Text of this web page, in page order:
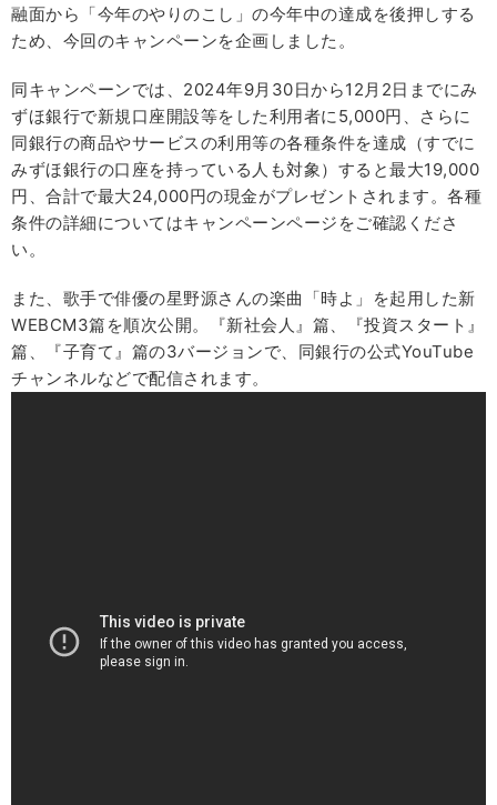
融面から「今年のやりのこし」の今年中の達成を後押しする
ため、今回のキャンペーンを企画しました。
同キャンペーンでは、2024年9月30日から12月2日までにみ
ずほ銀行で新規口座開設等をした利用者に5,000円、さらに
同銀行の商品やサービスの利用等の各種条件を達成（すでに
みずほ銀行の口座を持っている人も対象）すると最大19,000
円、合計で最大24,000円の現金がプレゼントされます。各種
条件の詳細についてはキャンペーンページをご確認くださ
い。
また、歌手で俳優の星野源さんの楽曲「時よ」を起用した新
WEBCM3篇を順次公開。『新社会人』篇、『投資スタート』
篇、『子育て』篇の3バージョンで、同銀行の公式YouTube
チャンネルなどで配信されます。